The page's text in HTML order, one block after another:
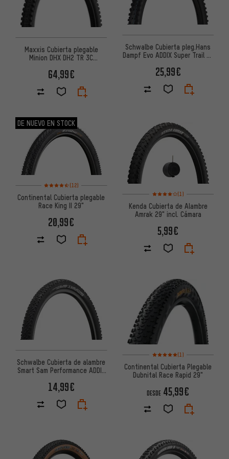
Maxxis Cubierta plegable
Minion DHX DH2 TR 3C
64,99€
Schwalbe Cubierta pleg.Hans
Dampf Evo ADDIX Super Trail 29
25,99€
DE NUEVO EN STOCK
Valoración media: 4,5 de 5 basada en 12 reseñas
(12)
Continental Cubierta plegable
Race King II 29"
20,99€
Valoración media: 4 de 5
(1)
Kenda Cubierta de Alambre
Amrak 29" incl. Cámara
5,99€
Schwalbe Cubierta de alambre
Smart Sam Performance ADDIX
14,99€
Valoración media: 5 de 5
(1)
Continental Cubierta Plegable
Dubnital Race Rapid 29"
DESDE 45,99€